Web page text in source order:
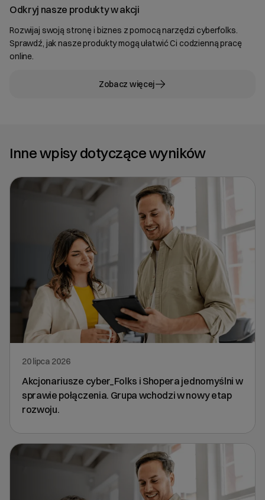
Odkryj nasze produkty w akcji
Rozwijaj swoją stronę i biznes z pomocą narzędzi cyberfolks.
Sprawdź, jak nasze produkty mogą ułatwić Ci codzienną pracę
online.
Zobacz więcej
Inne wpisy dotyczące wyników
20 lipca 2026
Akcjonariusze cyber_Folks i Shopera jednomyślni w
sprawie połączenia. Grupa wchodzi w nowy etap
rozwoju.